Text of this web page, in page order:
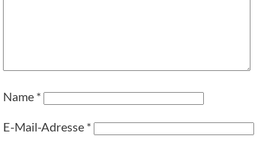
Name *
E-Mail-Adresse *